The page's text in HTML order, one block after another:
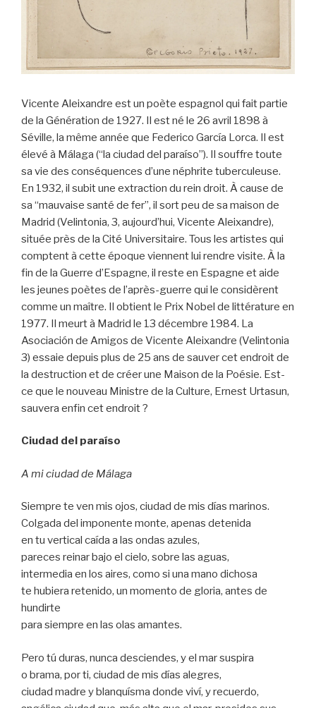
Vicente Aleixandre est un poète espagnol qui fait partie
de la Génération de 1927. Il est né le 26 avril 1898 à
Séville, la même année que Federico García Lorca. Il est
élevé à Málaga (“la ciudad del paraíso”). Il souffre toute
sa vie des conséquences d’une néphrite tuberculeuse.
En 1932, il subit une extraction du rein droit. À cause de
sa “mauvaise santé de fer”, il sort peu de sa maison de
Madrid (Velintonia, 3, aujourd’hui, Vicente Aleixandre),
située près de la Cité Universitaire. Tous les artistes qui
comptent à cette époque viennent lui rendre visite. À la
fin de la Guerre d’Espagne, il reste en Espagne et aide
les jeunes poètes de l’après-guerre qui le considèrent
comme un maître. Il obtient le Prix Nobel de littérature en
1977. Il meurt à Madrid le 13 décembre 1984. La
Asociación de Amigos de Vicente Aleixandre (Velintonia
3) essaie depuis plus de 25 ans de sauver cet endroit de
la destruction et de créer une Maison de la Poésie. Est-
ce que le nouveau Ministre de la Culture, Ernest Urtasun,
sauvera enfin cet endroit ?
Ciudad del paraíso
A mi ciudad de Málaga
Siempre te ven mis ojos, ciudad de mis días marinos.
Colgada del imponente monte, apenas detenida
en tu vertical caída a las ondas azules,
pareces reinar bajo el cielo, sobre las aguas,
intermedia en los aires, como si una mano dichosa
te hubiera retenido, un momento de gloria, antes de
hundirte
para siempre en las olas amantes.
Pero tú duras, nunca desciendes, y el mar suspira
o brama, por ti, ciudad de mis días alegres,
ciudad madre y blanquísma donde viví, y recuerdo,